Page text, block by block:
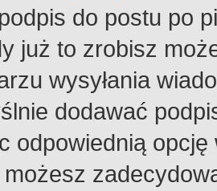
do postu po
już to zrobisz
wysyłania
dodawać
odpowiednią